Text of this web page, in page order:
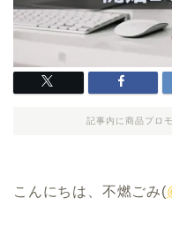
記事内に商品プロ
こんにちは、不燃ごみ(